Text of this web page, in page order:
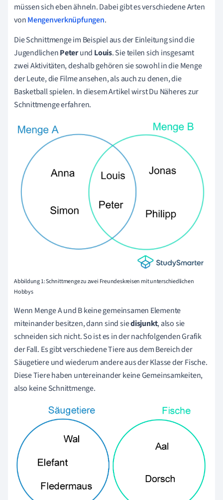
müssen sich eben ähneln. Dabei gibt es verschiedene Arten
vonMengenverknüpfungen.
Die Schnittmenge im Beispiel aus der Einleitung sind die
JugendlichenPeterund Louis. Sie teilen sich insgesamt
zwei Aktivitäten, deshalb gehören sie sowohl in die Menge
der Leute, die Filme ansehen, als auch zu denen, die
Basketball spielen. In diesem Artikel wirst Du Näheres zur
Schnittmenge erfahren.
Abbildung 1: Schnittmenge zu zwei Freundeskreisen mit unterschiedlichen
Hobbys
Wenn Menge A und B keine gemeinsamen Elemente
miteinander besitzen, dann sind siedisjunkt, also sie
schneiden sich nicht. So ist es in der nachfolgenden Grafik
der Fall. Es gibt verschiedene Tiere aus dem Bereich der
Säugetiere und wiederum andere aus der Klasse der Fische.
Diese Tiere haben untereinander keine Gemeinsamkeiten,
also keine Schnittmenge.